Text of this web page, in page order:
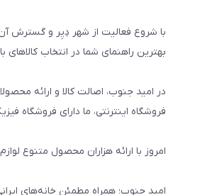
با شروع فعالیت از شهر دِیِر و گسترش
بهترین راهنمای شما در انتخاب کالاهای
در امید جنوب، اصالت کالا و ارائه
فروشگاه اینترنتی، ما دارای فروشگاه
امروز با ارائه هزاران محصول متنوع
امید جنوب؛ همراه مطمئن خانه‌های